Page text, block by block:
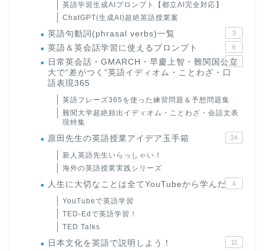
英語学習生成AIプロンプト【都立AI完全対応】
ChatGPT(生成AI)超絶英語授業案
英語句動詞(phrasal verbs)一覧 3
英語＆英会話学習に使えるプロンプト 6
日常英会話・GMARCH・早慶上智・難関国公立
大で“差がつく”英語イディオム・ことわざ・口
語表現365
22
英語フレーズ365を使った練習問題＆予想問題集
難関大学超絶頻出イディオム・ことわざ・会話文表
現特集
原田先生の英語授業アイデア玉手箱 24
新人英語先生いらっしゃい！
海外の英語授業実践シリーズ
人生に大切なことは全てYouTubeから学んだ 4
YouTubeで英語学習
TED-Edで英語学習！
TED Talks
日本文化を英語で説明しよう！ 11